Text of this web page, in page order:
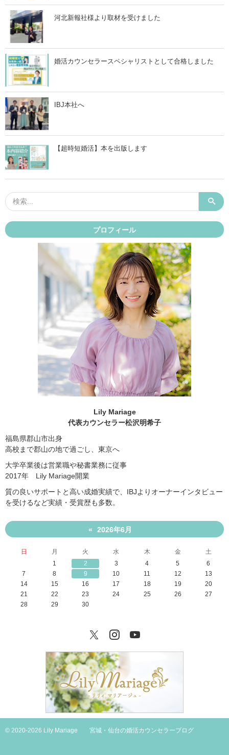
河北新報社様より取材を受けました
婚活カウンセラースペシャリストとして合格しました
IBJ本社へ
【超時短婚活】本を出版します
プロフィール
Lily Mariage
代表カウンセラー松沢明希子
福島県郡山市出身
高校まで郡山の地で過ごし、東京へ
大学卒業後は営業職や秘書業務に従事
2017年 Lily Mariage開業
質の良いサポートと高い成婚実績で、IBJよりオーナーインタビュー
を受けるなど実績・受賞歴も多数。
« 2026年6月
日 月 火 水 木 金
土
1
2 3 4 5
6
7
8 9 10 11 12
13
14
15 16 17 18 19
20
21
22 23 24 25 26
27
28
29 30
TwitterInstagram
© 2020-2026 Lily Mariage 宮城・仙台の婚活カウンセラーブログ